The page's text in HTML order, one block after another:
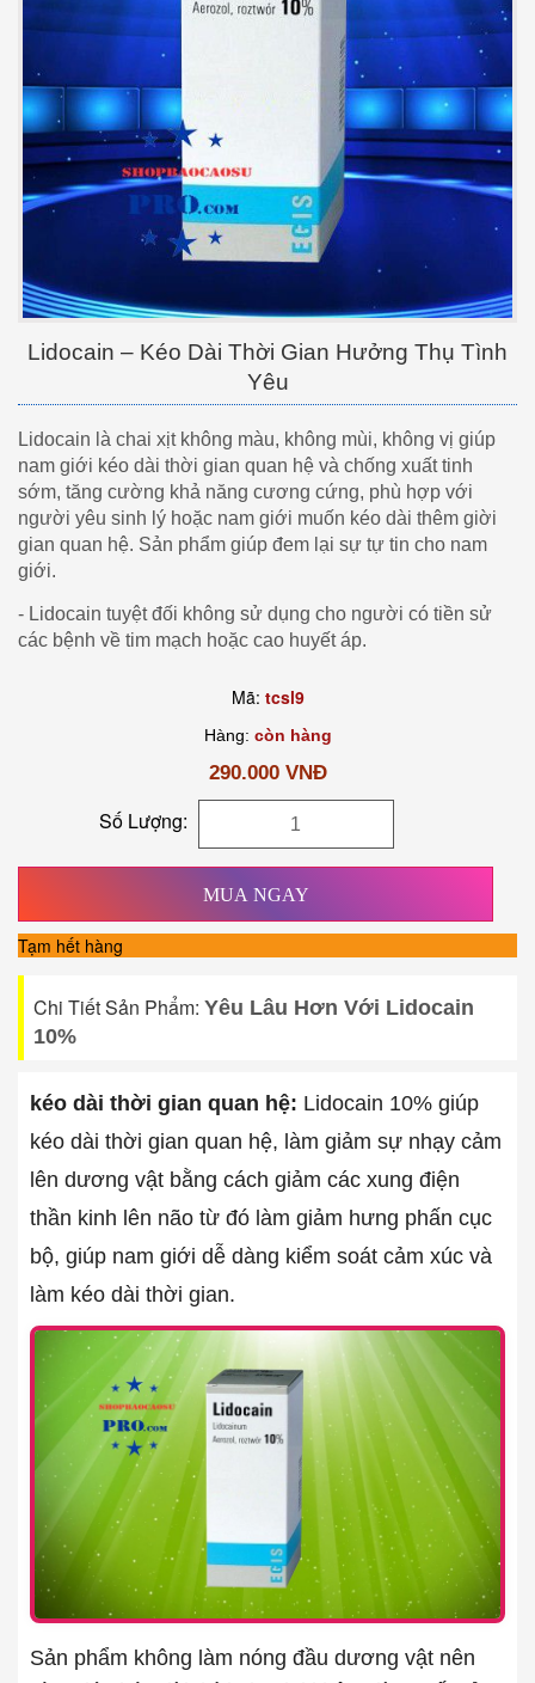
Lidocain – Kéo Dài Thời Gian Hưởng Thụ Tình
Yêu
Lidocain là chai xịt không màu, không mùi, không vị giúp
nam giới kéo dài thời gian quan hệ và chống xuất tinh
sớm, tăng cường khả năng cương cứng, phù hợp với
người yêu sinh lý hoặc nam giới muốn kéo dài thêm giời
gian quan hệ. Sản phẩm giúp đem lại sự tự tin cho nam
giới.
- Lidocain tuyệt đối không sử dụng cho người có tiền sử
các bệnh về tim mạch hoặc cao huyết áp.
Mã: tcsl9
Hàng: còn hàng
290.000 VNĐ
Số Lượng:
MUA NGAY
Tạm hết hàng
Chi Tiết Sản Phẩm: Yêu Lâu Hơn Với Lidocain
10%
kéo dài thời gian quan hệ: Lidocain 10% giúp
kéo dài thời gian quan hệ, làm giảm sự nhạy cảm
lên dương vật bằng cách giảm các xung điện
thần kinh lên não từ đó làm giảm hưng phấn cục
bộ, giúp nam giới dễ dàng kiểm soát cảm xúc và
làm kéo dài thời gian.
Sản phẩm không làm nóng đầu dương vật nên